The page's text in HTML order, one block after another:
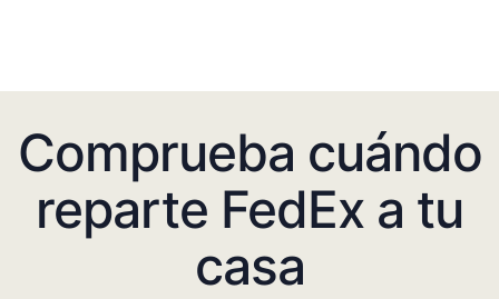
Comprueba cuándo
reparte FedEx a tu
casa